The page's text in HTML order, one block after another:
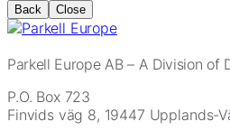
Back Close
Parkell Europe AB– A Division of
P.O. Box 723
Finvids väg 8, 19447 Upplands-